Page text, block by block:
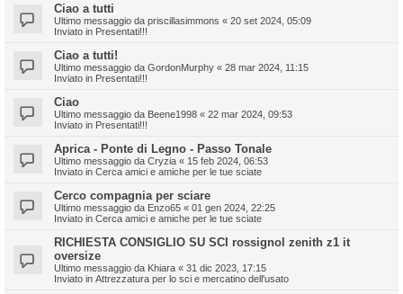
Ciao a tutti
Ultimo messaggio da priscillasimmons « 20 set 2024, 05:09
Inviato in Presentati!!!
Ciao a tutti!
Ultimo messaggio da GordonMurphy « 28 mar 2024, 11:15
Inviato in Presentati!!!
Ciao
Ultimo messaggio da Beene1998 « 22 mar 2024, 09:53
Inviato in Presentati!!!
Aprica - Ponte di Legno - Passo Tonale
Ultimo messaggio da Cryzia « 15 feb 2024, 06:53
Inviato in Cerca amici e amiche per le tue sciate
Cerco compagnia per sciare
Ultimo messaggio da Enzo65 « 01 gen 2024, 22:25
Inviato in Cerca amici e amiche per le tue sciate
RICHIESTA CONSIGLIO SU SCI rossignol zenith z1 it
oversize
Ultimo messaggio da Khiara « 31 dic 2023, 17:15
Inviato in Attrezzatura per lo sci e mercatino dell'usato